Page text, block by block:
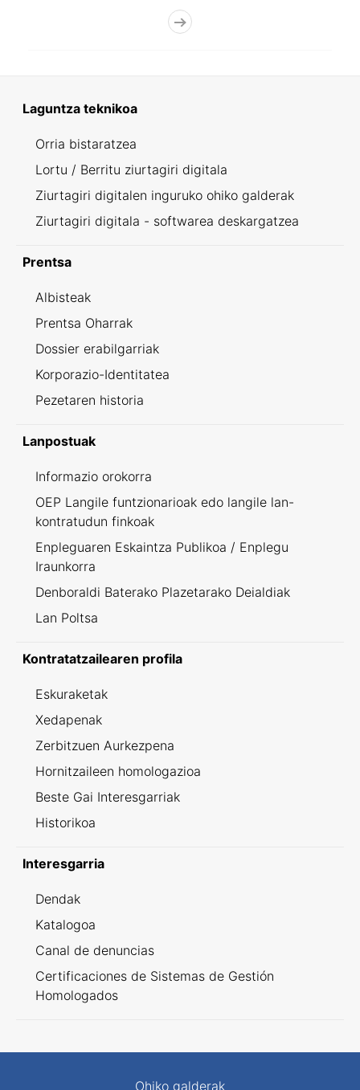
Laguntza teknikoa
Orria bistaratzea
Lortu / Berritu ziurtagiri digitala
Ziurtagiri digitalen inguruko ohiko galderak
Ziurtagiri digitala - softwarea deskargatzea
Prentsa
Albisteak
Prentsa Oharrak
Dossier erabilgarriak
Korporazio-Identitatea
Pezetaren historia
Lanpostuak
Informazio orokorra
OEP Langile funtzionarioak edo langile lan-
kontratudun finkoak
Enpleguaren Eskaintza Publikoa / Enplegu
Iraunkorra
Denboraldi Baterako Plazetarako Deialdiak
Lan Poltsa
Kontratatzailearen profila
Eskuraketak
Xedapenak
Zerbitzuen Aurkezpena
Hornitzaileen homologazioa
Beste Gai Interesgarriak
Historikoa
Interesgarria
Dendak
Katalogoa
Canal de denuncias
Certificaciones de Sistemas de Gestión
Homologados
Ohiko galderak